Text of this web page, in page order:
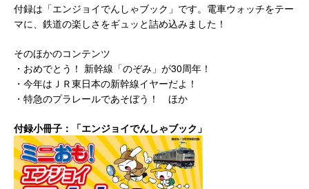
付録は「エンジョイでんしゃブック」です。電車ウォッチをテー
マに、鉄道の楽しさをギュッと詰め込みました！
そのほかのコンテンツ
・おめでとう！ 新幹線「のぞみ」が30周年！
・今年はＪＲ東日本の新幹線イヤーだよ！
・特急のプラレールであそぼう！ ほか
付録小冊子：「エンジョイでんしゃブック」